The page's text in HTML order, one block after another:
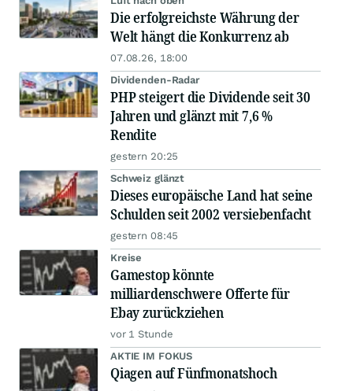
Die erfolgreichste Währung der
Welt hängt die Konkurrenz ab
07.08.26, 18:00
Dividenden-Radar
PHP steigert die Dividende seit 30
Jahren und glänzt mit 7,6 %
Rendite
gestern 20:25
Schweiz glänzt
Dieses europäische Land hat seine
Schulden seit 2002 versiebenfacht
gestern 08:45
Kreise
Gamestop könnte
milliardenschwere Offerte für
Ebay zurückziehen
vor 1 Stunde
AKTIE IM FOKUS
Qiagen auf Fünfmonatshoch